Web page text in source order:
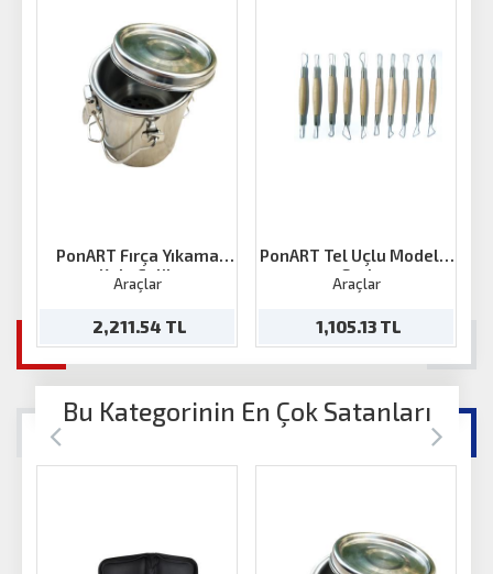
PonART Fırça Yıkama
Kabı Çelik
Araçlar
2,211.54 TL
PonART Tel Uçlu Modelaj
Seti
Araçlar
1,105.13 TL
Bu Kategorinin En Çok Satanları